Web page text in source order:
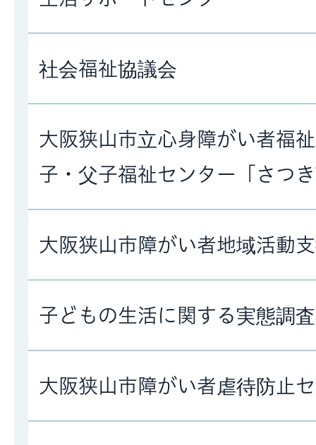
社会福祉協議会
大阪狭山市立心身障がい者福
子・父子福祉センター「さつ
大阪狭山市障がい者地域活動
子どもの生活に関する実態調
大阪狭山市障がい者虐待防止